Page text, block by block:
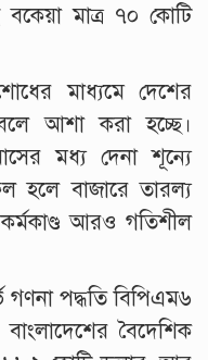
মাত্র ৭০ কোটি
মাধ্যমে দেশের
আশা করা হচ্ছে।
মধ্য দেনা শূন্যে
হলে বাজারে তারল্য
আরও গতিশীল
গণনা পদ্ধতি বিপিএম৬
বৈদেশিক